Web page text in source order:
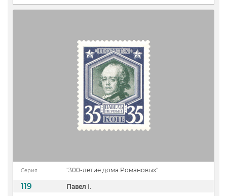
Серия "300-летие дома Романовых".
119 Павел I.